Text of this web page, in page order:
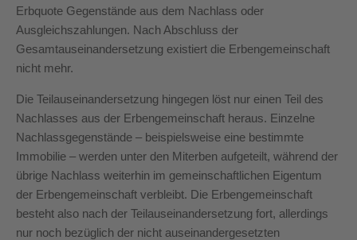
Erbquote Gegenstände aus dem Nachlass oder
Ausgleichszahlungen. Nach Abschluss der
Gesamtauseinandersetzung existiert die Erbengemeinschaft
nicht mehr.
Die Teilauseinandersetzung hingegen löst nur einen Teil des
Nachlasses aus der Erbengemeinschaft heraus. Einzelne
Nachlassgegenstände – beispielsweise eine bestimmte
Immobilie – werden unter den Miterben aufgeteilt, während der
übrige Nachlass weiterhin im gemeinschaftlichen Eigentum
der Erbengemeinschaft verbleibt. Die Erbengemeinschaft
besteht also nach der Teilauseinandersetzung fort, allerdings
nur noch bezüglich der nicht auseinandergesetzten